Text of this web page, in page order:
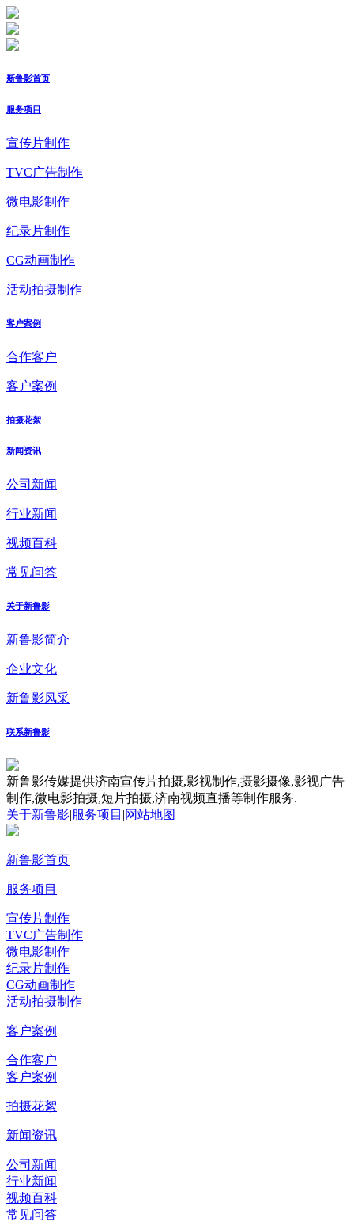
新鲁影首页
服务项目
宣传片制作
TVC广告制作
微电影制作
纪录片制作
CG动画制作
活动拍摄制作
客户案例
合作客户
客户案例
拍摄花絮
新闻资讯
公司新闻
行业新闻
视频百科
常见问答
关于新鲁影
新鲁影简介
企业文化
新鲁影风采
联系新鲁影
新鲁影传媒提供济南宣传片拍摄,影视制作,摄影摄像,影视广告
制作,微电影拍摄,短片拍摄,济南视频直播等制作服务.
关于新鲁影|服务项目 |网站地图
新鲁影首页
服务项目
宣传片制作
TVC广告制作
微电影制作
纪录片制作
CG动画制作
活动拍摄制作
客户案例
合作客户
客户案例
拍摄花絮
新闻资讯
公司新闻
行业新闻
视频百科
常见问答